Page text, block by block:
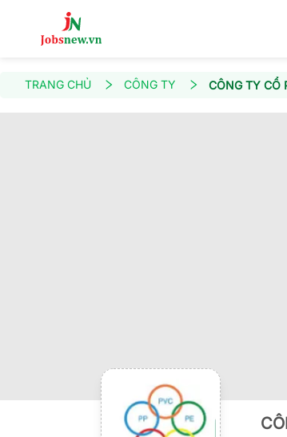
TRANG CHỦ CÔNG TY CÔNG TY CỔ